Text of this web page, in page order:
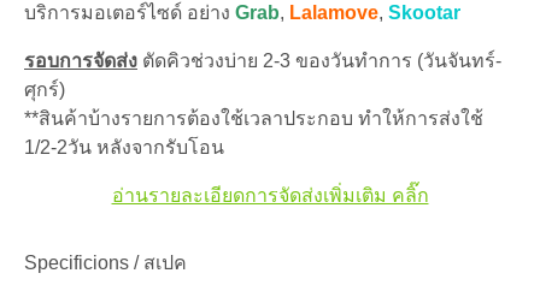
บริการมอเตอร์ไซด์ อย่าง Grab, Lalamove, Skootar
รอบการจัดส่ง ตัดคิวช่วงบ่าย 2-3 ของวันทำการ (วันจันทร์-
ศุกร์)
**สินค้าบ้างรายการต้องใช้เวลาประกอบ ทำให้การส่งใช้
1/2-2วัน หลังจากรับโอน
อ่านรายละเอียดการจัดส่งเพิ่มเติม คลิ๊ก
Specificions / สเปค